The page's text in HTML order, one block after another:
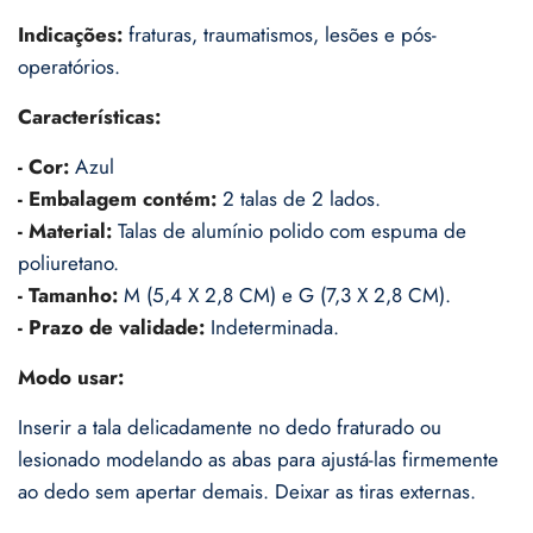
Indicações: fraturas, traumatismos, lesões e pós-
operatórios.
Características:
- Cor: Azul
- Embalagem contém: 2 talas de 2 lados.
- Material: Talas de alumínio polido com espuma de
poliuretano.
- Tamanho: M (5,4 X 2,8 CM) e G (7,3 X 2,8 CM).
- Prazo de validade: Indeterminada.
Modo usar:
Inserir a tala delicadamente no dedo fraturado ou
lesionado modelando as abas para ajustá-las firmemente
ao dedo sem apertar demais. Deixar as tiras externas.